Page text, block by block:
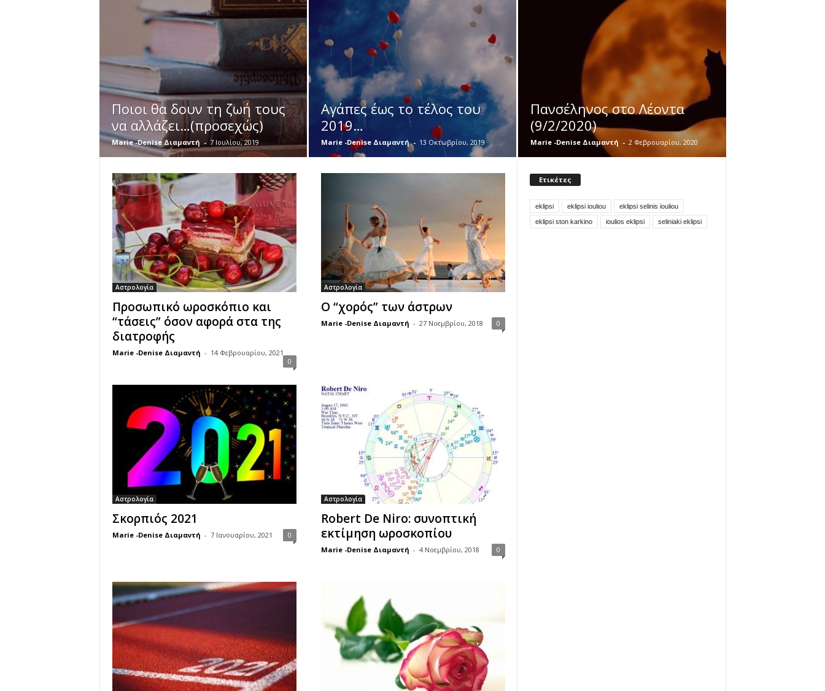
Ποιοι θα δουν τη ζωή τους
να αλλάζει…(προσεχώς)
Marie -Denise Διαμαντή - 7 Ιουλίου, 2019
Αγάπες έως το τέλος του
2019…
Marie -Denise Διαμαντή - 13 Οκτωβρίου, 2019
Πανσέληνος στο Λέοντα
(9/2/2020)
Marie -Denise Διαμαντή - 2 Φεβρουαρίου, 2020
Αστρολογία
Προσωπικό ωροσκόπιο και
“τάσεις” όσον αφορά στα της
διατροφής
Marie -Denise Διαμαντή - 14 Φεβρουαρίου, 2021
0
Αστρολογία
Ο “χορός” των άστρων
Marie -Denise Διαμαντή - 27 Νοεμβρίου, 2018 0
Αστρολογία
Σκορπιός 2021
Marie -Denise Διαμαντή - 7 Ιανουαρίου, 2021 0
Αστρολογία
Robert De Niro: συνοπτική
εκτίμηση ωροσκοπίου
Marie -Denise Διαμαντή - 4 Νοεμβρίου, 2018 0
Ετικέτες
eklipsi eklipsi iouliou eklipsi selinis iouliou
eklipsi ston karkino ioulios eklipsi seliniaki eklipsi